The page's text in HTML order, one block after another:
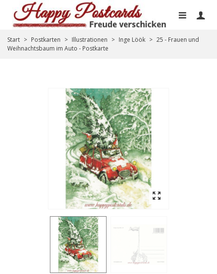
Start > Postkarten > Illustrationen > Inge Löök > 25 - Frauen und
Weihnachtsbaum im Auto - Postkarte